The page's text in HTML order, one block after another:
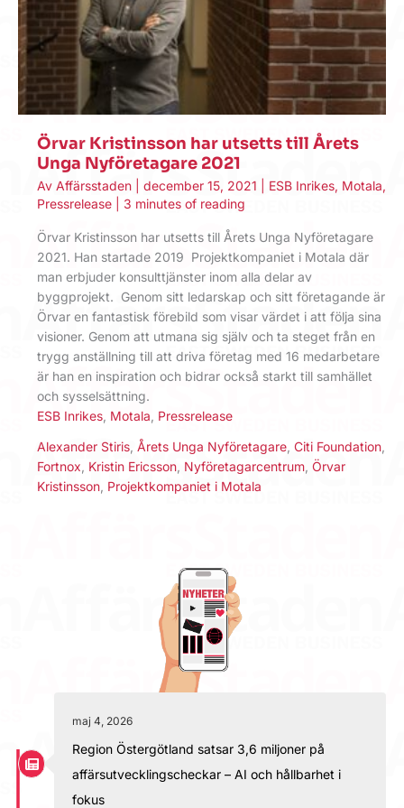
Örvar Kristinsson har utsetts till Årets
Unga Nyföretagare 2021
Av Affärsstaden december 15, 2021 ESB Inrikes, Motala,
Pressrelease
3 minutes of reading
Örvar Kristinsson har utsetts till Årets Unga Nyföretagare
2021. Han startade 2019 Projektkompaniet i Motala där
man erbjuder konsulttjänster inom alla delar av
byggprojekt. Genom sitt ledarskap och sitt företagande är
Örvar en fantastisk förebild som visar värdet i att följa sina
visioner. Genom att utmana sig själv och ta steget från en
trygg anställning till att driva företag med 16 medarbetare
är han en inspiration och bidrar också starkt till samhället
och sysselsättning.
ESB Inrikes Motala Pressrelease
Alexander Stiris Årets Unga Nyföretagare Citi Foundation
Fortnox Kristin Ericsson Nyföretagarcentrum Örvar
Kristinsson Projektkompaniet i Motala
maj 4, 2026
Region Östergötland satsar 3,6 miljoner på
affärsutvecklingscheckar – AI och hållbarhet i
fokus